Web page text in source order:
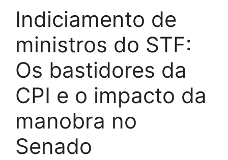
Indiciamento de
ministros do STF:
Os bastidores da
CPI e o impacto da
manobra no
Senado